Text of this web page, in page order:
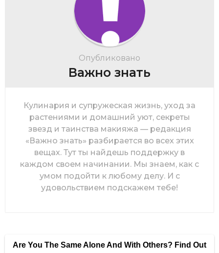
Опубликовано
Важно знать
Кулинария и супружеская жизнь, уход за
растениями и домашний уют, секреты
звезд и таинства макияжа — редакция
«Важно знать» разбирается во всех этих
вещах. Тут ты найдешь поддержку в
каждом своем начинании. Мы знаем, как с
умом подойти к любому делу. И с
удовольствием подскажем тебе!